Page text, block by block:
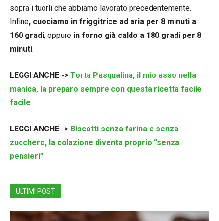
sopra i tuorli che abbiamo lavorato precedentemente.
Infine, cuociamo in friggitrice ad aria per 8 minuti a
160 gradi, oppure in forno già caldo a 180 gradi per 8
minuti.
LEGGI ANCHE -> Torta Pasqualina, il mio asso nella
manica, la preparo sempre con questa ricetta facile
facile
LEGGI ANCHE -> Biscotti senza farina e senza
zucchero, la colazione diventa proprio “senza
pensieri”
ULTIMI POST